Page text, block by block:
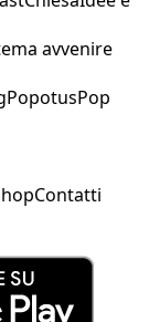
avvenire
PopotusPop
Contatti